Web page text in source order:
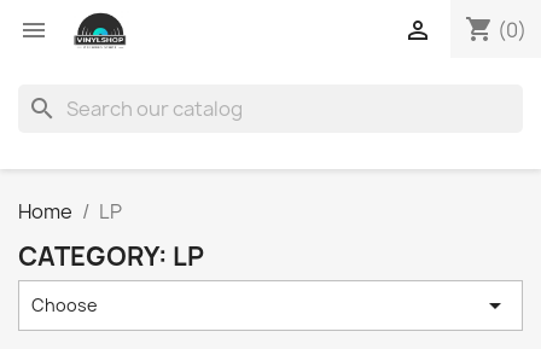
 shopping_cart (0)

search
Home LP
CATEGORY: LP
Choose 